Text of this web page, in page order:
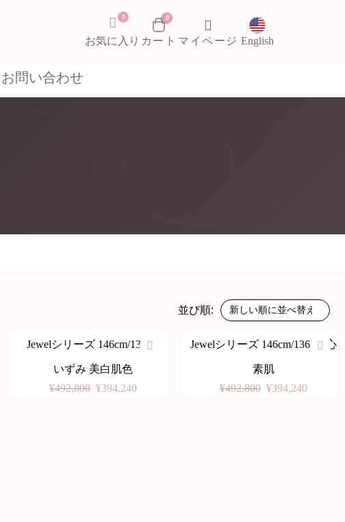
0
お気に入り
0
English
お問い合わせ
並び順:
-20%
Jewelシリーズ 146cm/136cm
いずみ 美白肌色
¥492,800 ¥394,240
-20%
Jewelシリーズ 146cm/136cm 心
素肌
¥492,800 ¥394,240